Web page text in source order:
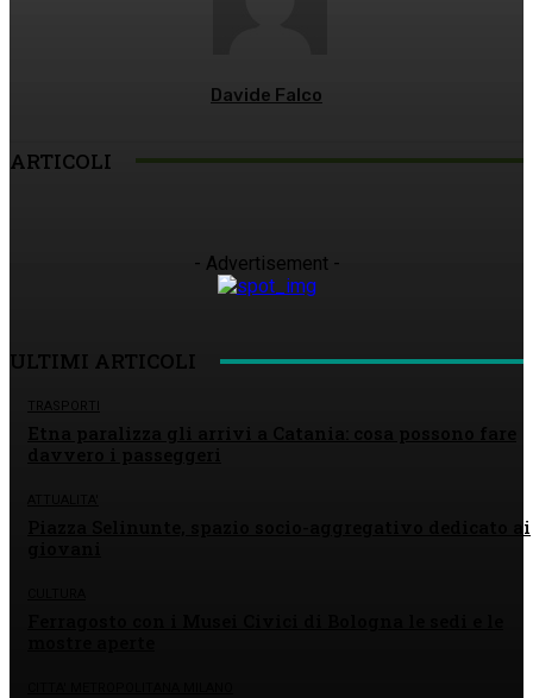
Davide Falco
ARTICOLI
- Advertisement -
ULTIMI ARTICOLI
TRASPORTI
Piazza Selinunte, spazio socio-aggregativo dedicato ai